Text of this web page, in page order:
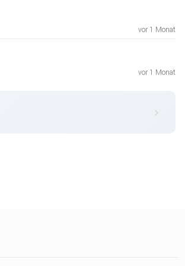
vor 1 Monat
vor 1 Monat